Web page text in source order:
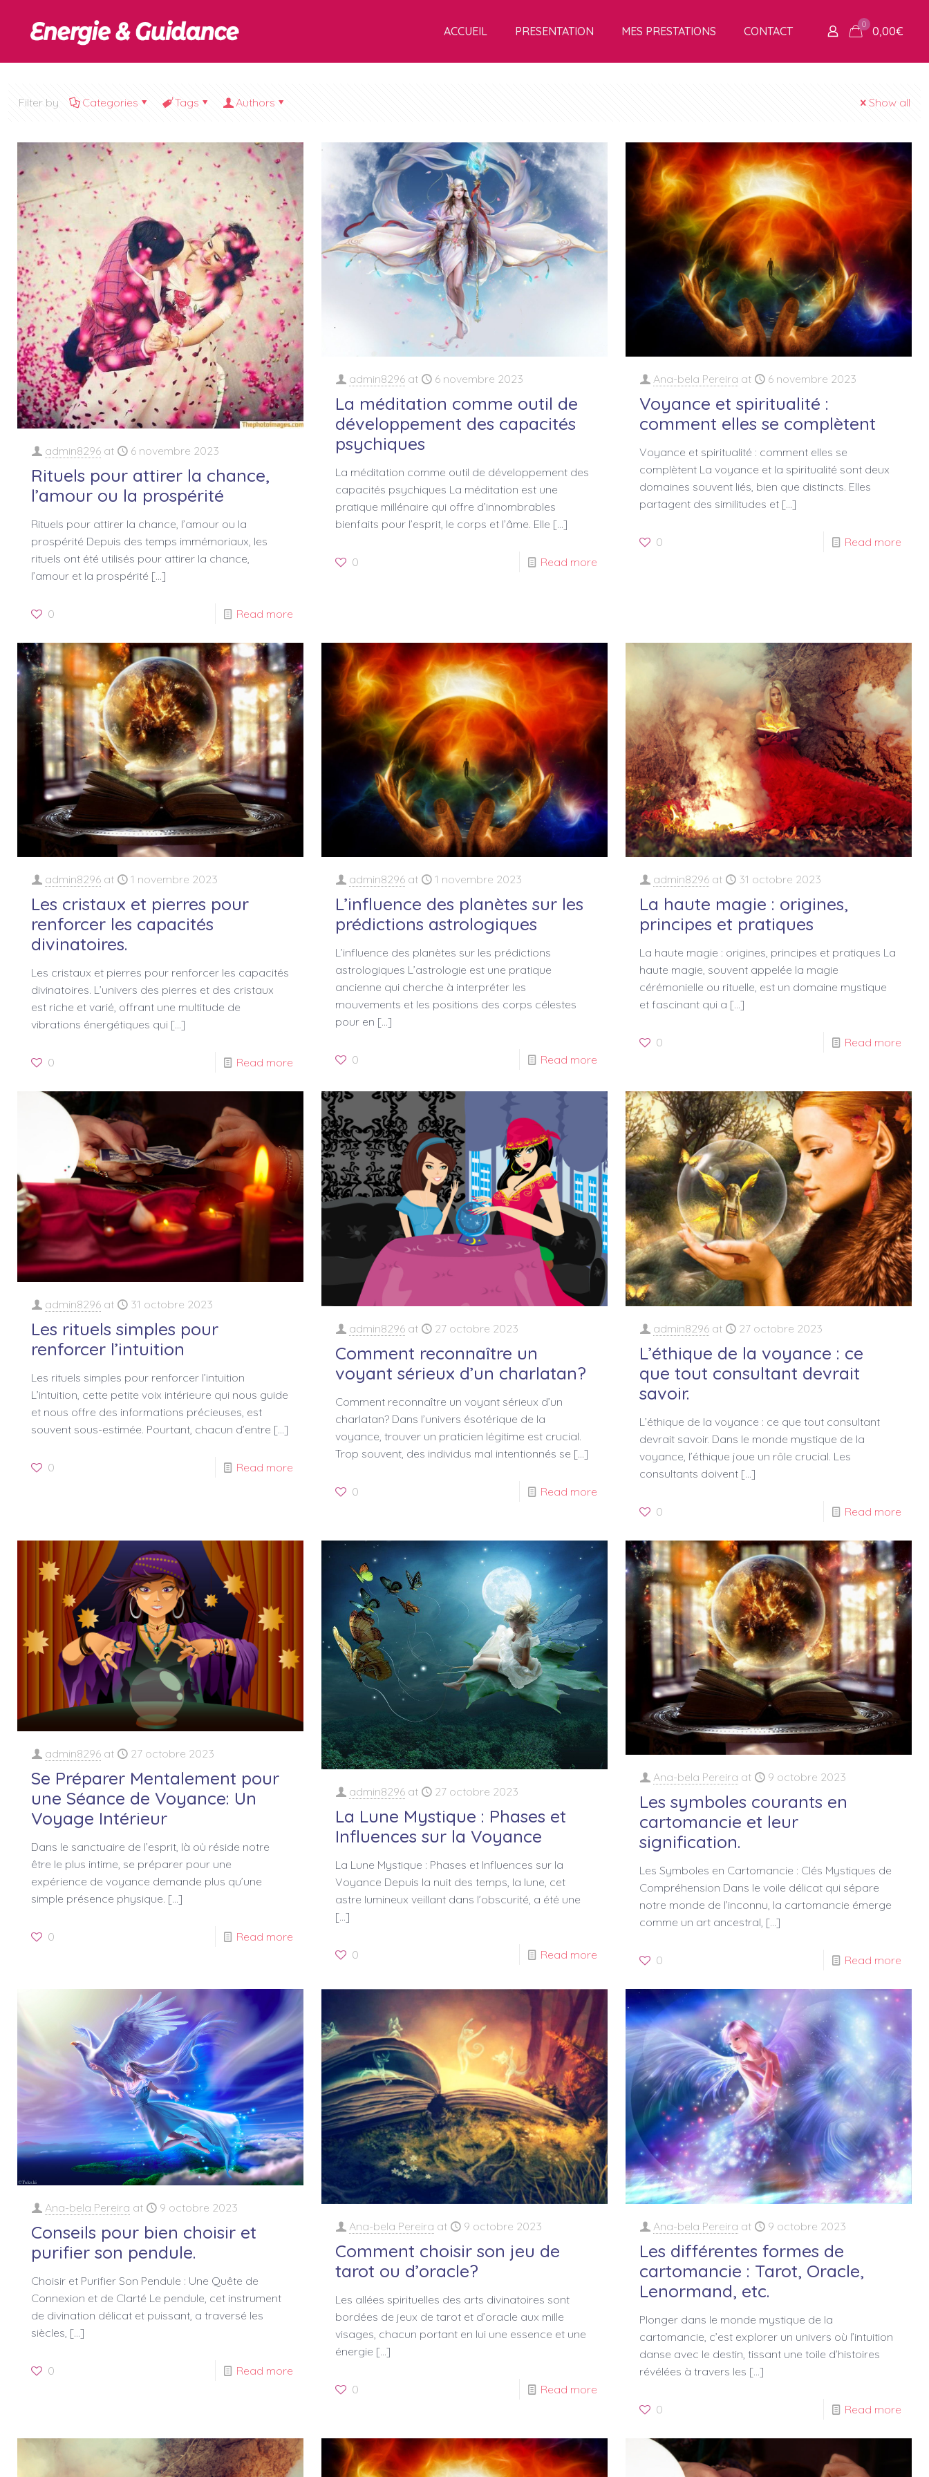
ACCUEIL PRESENTATION MES PRESTATIONS CONTACT 0 0,00€
Filter by Categories Tags Authors Show all
admin8296 at 6 novembre 2023
Rituels pour attirer la chance,
l’amour ou la prospérité
Rituels pour attirer la chance, l’amour ou la
prospérité Depuis des temps immémoriaux, les
rituels ont été utilisés pour attirer la chance,
l’amour et la prospérité […]
0 Read more
admin8296 at 6 novembre 2023
La méditation comme outil de
développement des capacités
psychiques
La méditation comme outil de développement des
capacités psychiques La méditation est une
pratique millénaire qui offre d’innombrables
bienfaits pour l’esprit, le corps et l’âme. Elle […]
0 Read more
Ana-bela Pereira at 6 novembre 2023
Voyance et spiritualité :
comment elles se complètent
Voyance et spiritualité : comment elles se
complètent La voyance et la spiritualité sont deux
domaines souvent liés, bien que distincts. Elles
partagent des similitudes et […]
0 Read more
admin8296 at 1 novembre 2023
Les cristaux et pierres pour
renforcer les capacités
divinatoires.
Les cristaux et pierres pour renforcer les capacités
divinatoires. L’univers des pierres et des cristaux
est riche et varié, offrant une multitude de
vibrations énergétiques qui […]
0 Read more
admin8296 at 1 novembre 2023
L’influence des planètes sur les
prédictions astrologiques
L’influence des planètes sur les prédictions
astrologiques L’astrologie est une pratique
ancienne qui cherche à interpréter les
mouvements et les positions des corps célestes
pour en […]
0 Read more
admin8296 at 31 octobre 2023
La haute magie : origines,
principes et pratiques
La haute magie : origines, principes et pratiques La
haute magie, souvent appelée la magie
cérémonielle ou rituelle, est un domaine mystique
et fascinant qui a […]
0 Read more
admin8296 at 31 octobre 2023
Les rituels simples pour
renforcer l’intuition
Les rituels simples pour renforcer l’intuition
L’intuition, cette petite voix intérieure qui nous guide
et nous offre des informations précieuses, est
souvent sous-estimée. Pourtant, chacun d’entre […]
0 Read more
admin8296 at 27 octobre 2023
Comment reconnaître un
voyant sérieux d’un charlatan?
Comment reconnaître un voyant sérieux d’un
charlatan? Dans l’univers ésotérique de la
voyance, trouver un praticien légitime est crucial.
Trop souvent, des individus mal intentionnés se […]
0 Read more
admin8296 at 27 octobre 2023
L’éthique de la voyance : ce
que tout consultant devrait
savoir.
L’éthique de la voyance : ce que tout consultant
devrait savoir. Dans le monde mystique de la
voyance, l’éthique joue un rôle crucial. Les
consultants doivent […]
0 Read more
admin8296 at 27 octobre 2023
Se Préparer Mentalement pour
une Séance de Voyance: Un
Voyage Intérieur
Dans le sanctuaire de l’esprit, là où réside notre
être le plus intime, se préparer pour une
expérience de voyance demande plus qu’une
simple présence physique. […]
0 Read more
admin8296 at 27 octobre 2023
La Lune Mystique : Phases et
Influences sur la Voyance
La Lune Mystique : Phases et Influences sur la
Voyance Depuis la nuit des temps, la lune, cet
astre lumineux veillant dans l’obscurité, a été une
[…]
0 Read more
Ana-bela Pereira at 9 octobre 2023
Les symboles courants en
cartomancie et leur
signification.
Les Symboles en Cartomancie : Clés Mystiques de
Compréhension Dans le voile délicat qui sépare
notre monde de l’inconnu, la cartomancie émerge
comme un art ancestral, […]
0 Read more
Ana-bela Pereira at 9 octobre 2023
Conseils pour bien choisir et
purifier son pendule.
Choisir et Purifier Son Pendule : Une Quête de
Connexion et de Clarté Le pendule, cet instrument
de divination délicat et puissant, a traversé les
siècles, […]
0 Read more
Ana-bela Pereira at 9 octobre 2023
Comment choisir son jeu de
tarot ou d’oracle?
Les allées spirituelles des arts divinatoires sont
bordées de jeux de tarot et d’oracle aux mille
visages, chacun portant en lui une essence et une
énergie […]
0 Read more
Ana-bela Pereira at 9 octobre 2023
Les différentes formes de
cartomancie : Tarot, Oracle,
Lenormand, etc.
Plonger dans le monde mystique de la
cartomancie, c’est explorer un univers où l’intuition
danse avec le destin, tissant une toile d’histoires
révélées à travers les […]
0 Read more